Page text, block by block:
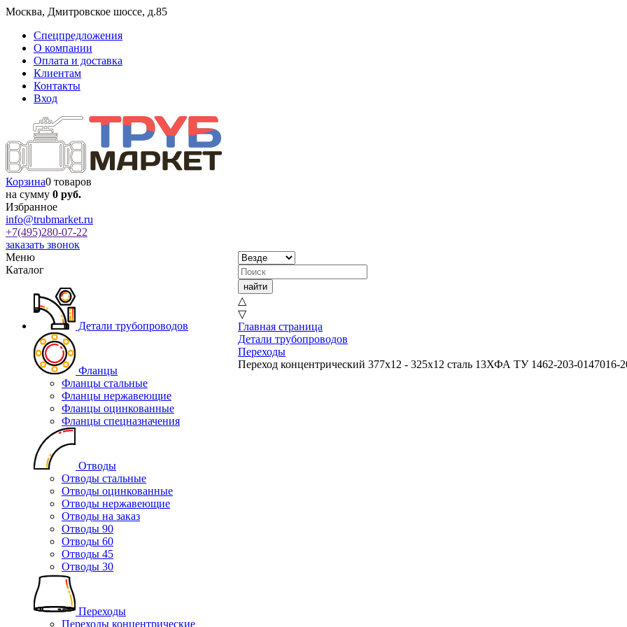
Москва, Дмитровское шоссе, д.85
Спецпредложения
О компании
Оплата и доставка
Клиентам
Контакты
Вход
Корзина0 товаров
на сумму 0 руб.
Избранное
info@trubmarket.ru
+7(495)280-07-22
заказать звонок
Меню
Каталог
Детали трубопроводов
Фланцы
Фланцы стальные
Фланцы нержавеющие
Фланцы оцинкованные
Фланцы спецназначения
Отводы
Отводы стальные
Отводы оцинкованные
Отводы нержавеющие
Отводы на заказ
Отводы 90
Отводы 60
Отводы 45
Отводы 30
Переходы
Переходы концентрические
△
▽
Главная страница
Детали трубопроводов
Переходы
Переход концентрический 377х12 - 325х12 сталь 13ХФА ТУ 1462-203-0147016-